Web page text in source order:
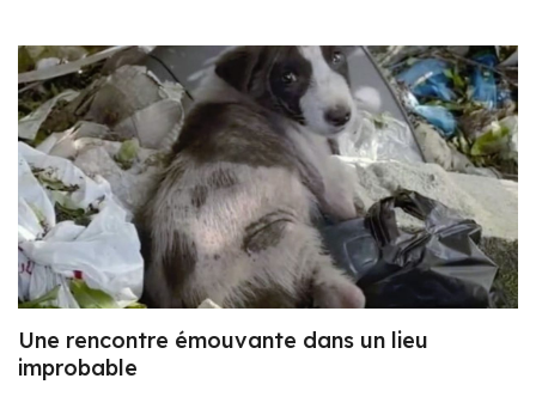
Une rencontre émouvante dans un lieu
improbable